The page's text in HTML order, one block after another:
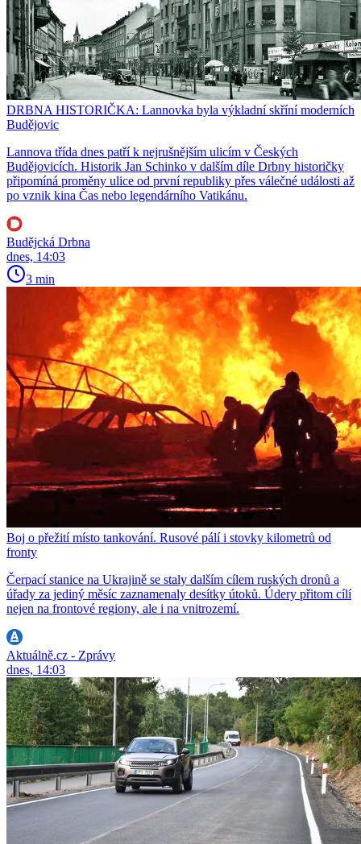
DRBNA HISTORIČKA: Lannovka byla výkladní skříní moderních
Budějovic
Lannova třída dnes patří k nejrušnějším ulicím v Českých
Budějovicích. Historik Jan Schinko v dalším díle Drbny historičky
připomíná proměny ulice od první republiky přes válečné události až
po vznik kina Čas nebo legendárního Vatikánu.
Budějcká Drbna
dnes, 14:03
3 min
Boj o přežití místo tankování. Rusové pálí i stovky kilometrů od
fronty
Čerpací stanice na Ukrajině se staly dalším cílem ruských dronů a
úřady za jediný měsíc zaznamenaly desítky útoků. Údery přitom cílí
nejen na frontové regiony, ale i na vnitrozemí.
Aktuálně.cz - Zprávy
dnes, 14:03